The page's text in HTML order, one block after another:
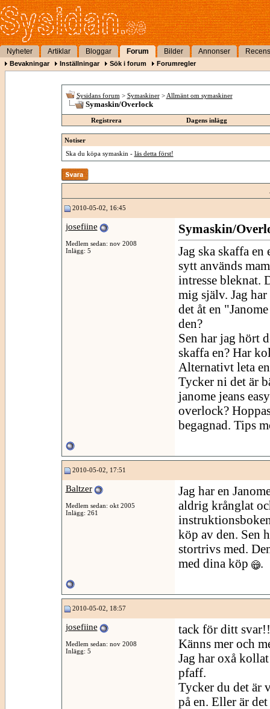
Nyheter Artiklar Bloggar Forum Bilder Annonser
Bevakningar Inställningar Sök i forum Forumregler
Sysidans forum > Symaskiner > Allmänt om symaskiner
Symaskin/Overlock
Registrera Dagens inlägg
Notiser
Ska du köpa symaskin - läs detta först!
2010-05-02, 16:45
josefiine
Medlem sedan: nov 2008
Inlägg: 5
Symaskin/
Jag ska skaffa
sytt används
intresse bleknat.
mig själv. Jag
det åt en
den?
Sen har jag hört
skaffa en? Har
Alternativt leta
Tycker ni det är
janome jeans
overlock?
begagnad. Tips
2010-05-02, 17:51
Baltzer
Medlem sedan: okt 2005
Inlägg: 261
Jag har en
aldrig krånglat
köp av den. Sen
stortrivs med.
med dina köp
.
2010-05-02, 18:57
josefiine
Medlem sedan: nov 2008
Inlägg: 5
tack för ditt
Känns mer och
Jag har oxå
pfaff.
Tycker du det är
på en. Eller är